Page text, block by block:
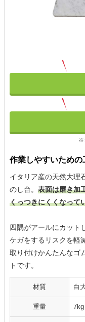
※
作業しやすいための
イタリア産の天然大理
のし台。 表面は磨き加
くっつきにくくなって
四隅がアールにカット
ケガをするリスクを軽
取り付けかんたんなゴ
トです。
材質 白
重量 7kg